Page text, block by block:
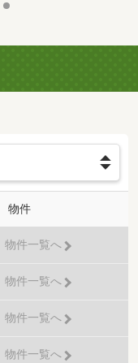
物件
物件一覧へ
物件一覧へ
物件一覧へ
物件一覧へ